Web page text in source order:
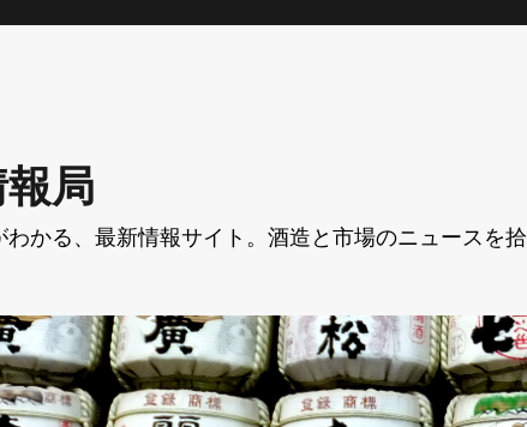
局
かる、最新情報サイト。酒造と市場のニュースを